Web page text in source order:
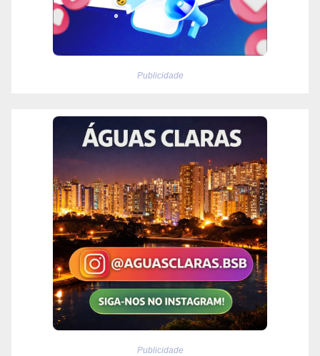
Publicidade
Publicidade